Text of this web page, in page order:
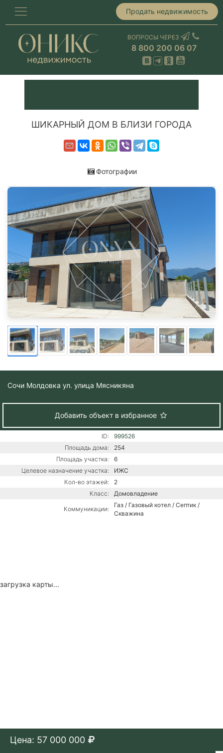
Продать недвижимость
ВОПРОСЫ ЧЕРЕЗ
8 800 200 06 07
ШИКАРНЫЙ ДОМ В БЛИЗИ ГОРОДА
Фотографии
Сочи Молдовка ул. улица Мясникяна
Добавить объект в избранное
ID:
999526
Площадь дома:
254
Площадь участка:
6
Целевое назначение участка:
ИЖС
Кол-во этажей:
2
Класс:
Домовладение
Коммуникации:
Газ / Газовый котел / Септик /
Скважина
загрузка карты...
Цена: 57 000 000